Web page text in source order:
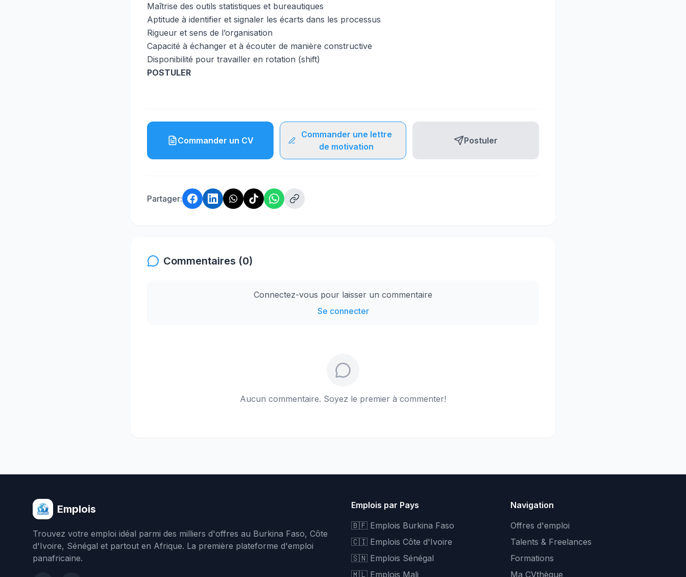
Maîtrise des outils statistiques et bureautiques
Aptitude à identifier et signaler les écarts dans les processus
Rigueur et sens de l’organisation
Capacité à échanger et à écouter de manière constructive
Disponibilité pour travailler en rotation (shift)
POSTULER
Commander un CV
Commander une lettre
de motivation
Postuler
Partager:
Commentaires (0)
Connectez-vous pour laisser un commentaire
Se connecter
Aucun commentaire. Soyez le premier à commenter!
Emplois
Trouvez votre emploi idéal parmi des milliers d'offres au Burkina Faso, Côte
d'Ivoire, Sénégal et partout en Afrique. La première plateforme d'emploi
panafricaine.
Emplois par Pays
🇧🇫 Emplois Burkina Faso
🇨🇮 Emplois Côte d'Ivoire
🇸🇳 Emplois Sénégal
🇲🇱 Emplois Mali
Navigation
Offres d'emploi
Talents & Freelances
Formations
Ma CVthèque